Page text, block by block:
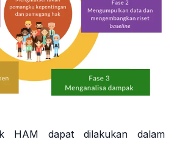
HAM dapat dilakukan dalam